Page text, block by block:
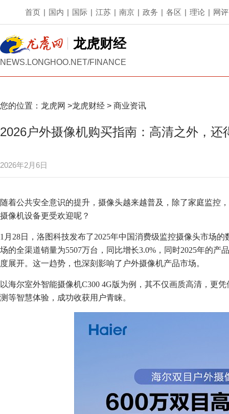
首页 | 国内 | 国际 | 江苏 | 南京 | 政务 | 各区 | 理论 | 网评
龙虎财经
NEWS.LONGHOO.NET/FINANCE
您的位置： 龙虎网 >龙虎财经 > 商业资讯
2026户外摄像机购买指南：高清之外，还
2026年2月6日
随着公共安全意识的提升，摄像头越来越普及，除了家庭监控
摄像机设备更受欢迎呢？
1月28日，洛图科技发布了2025年中国消费级监控摄像头市场
场的全渠道销量为5507万台，同比增长3.0%，同时2025年的
度展开。这一趋势，也深刻影响了户外摄像机产品市场。
以海尔室外智能摄像机C300 4G版为例，其不仅画质高清，更
测等智慧体验，成功收获用户青睐。